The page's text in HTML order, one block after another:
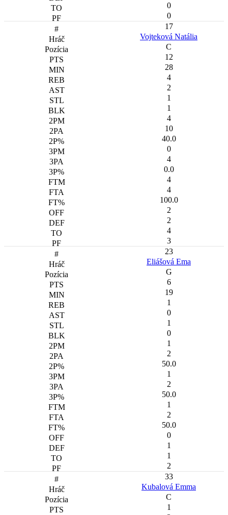
0
0
17
Vojteková Natália
C
12
28
4
2
1
1
4
10
40.0
0
4
0.0
4
4
100.0
2
2
4
3
23
Eliášová Ema
G
6
19
1
0
1
0
1
2
50.0
1
2
50.0
1
2
50.0
0
1
1
2
33
Kubalová Emma
C
1